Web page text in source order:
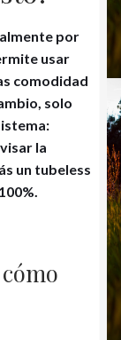
por
usar
comodidad
solo
la
un tubeless